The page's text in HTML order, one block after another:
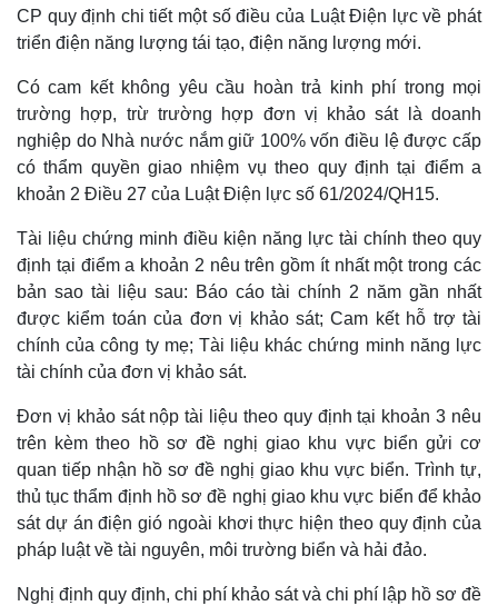
Thế giới
Quan sát
Cuộc sống đó đây
Hồ sơ
Multimedia
Video
Ảnh
E-Magazine
Infographic
CP quy định chi tiết một số điều của Luật Điện lực về phát
triển điện năng lượng tái tạo, điện năng lượng mới.
Có cam kết không yêu cầu hoàn trả kinh phí trong mọi
trường hợp, trừ trường hợp đơn vị khảo sát là doanh
nghiệp do Nhà nước nắm giữ 100% vốn điều lệ được cấp
có thẩm quyền giao nhiệm vụ theo quy định tại điểm a
khoản 2 Điều 27 của Luật Điện lực số 61/2024/QH15.
Tài liệu chứng minh điều kiện năng lực tài chính theo quy
định tại điểm a khoản 2 nêu trên gồm ít nhất một trong các
bản sao tài liệu sau: Báo cáo tài chính 2 năm gần nhất
được kiểm toán của đơn vị khảo sát; Cam kết hỗ trợ tài
chính của công ty mẹ; Tài liệu khác chứng minh năng lực
tài chính của đơn vị khảo sát.
Đơn vị khảo sát nộp tài liệu theo quy định tại khoản 3 nêu
trên kèm theo hồ sơ đề nghị giao khu vực biển gửi cơ
quan tiếp nhận hồ sơ đề nghị giao khu vực biển. Trình tự,
thủ tục thẩm định hồ sơ đề nghị giao khu vực biển để khảo
sát dự án điện gió ngoài khơi thực hiện theo quy định của
pháp luật về tài nguyên, môi trường biển và hải đảo.
Nghị định quy định, chi phí khảo sát và chi phí lập hồ sơ đề